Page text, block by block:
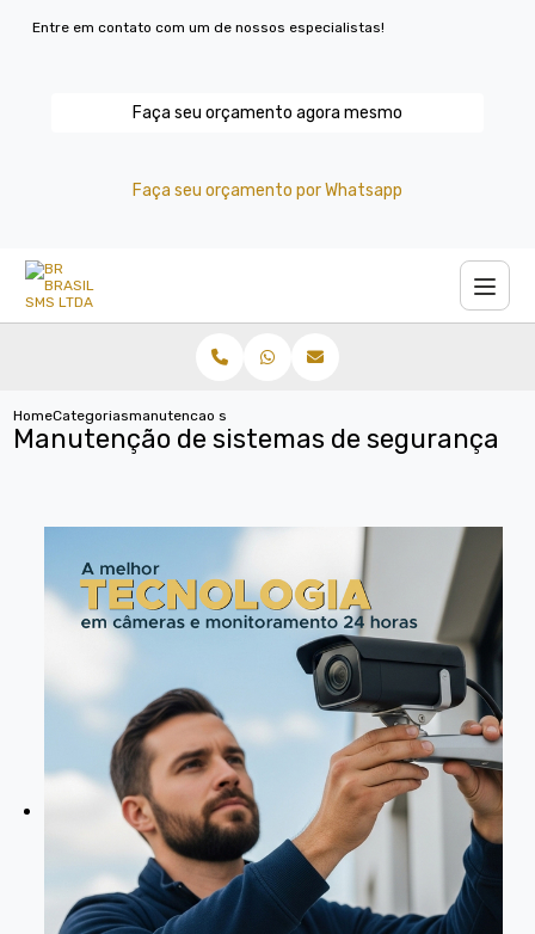
Entre em contato com um de nossos especialistas!
Faça seu orçamento agora mesmo
Faça seu orçamento por Whatsapp
HomeCategoriasmanutencao sistemas seguranca
Manutenção de sistemas de segurança